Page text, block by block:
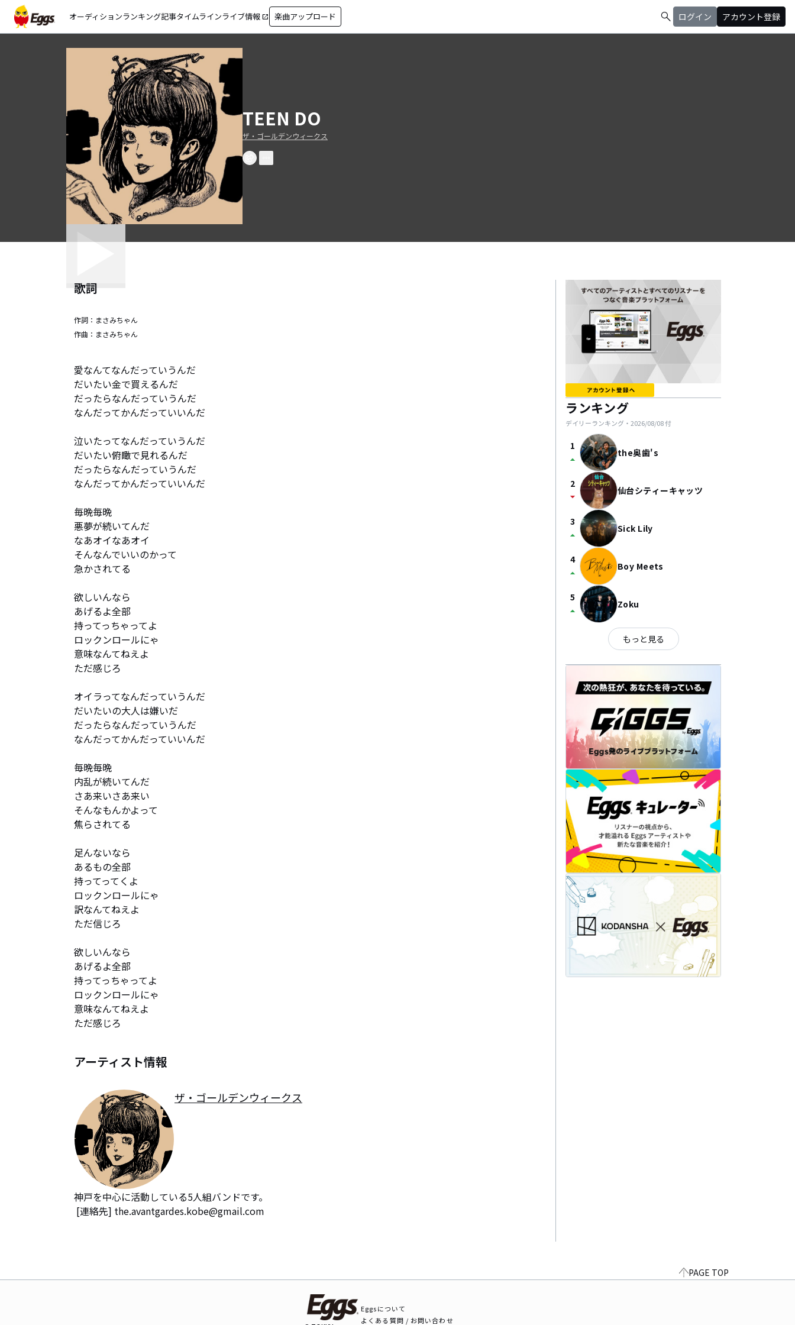
オーディションランキング記事タイムラインライブ情報 open_in_new 楽曲アップロード search ログイン アカウント登録
TEEN DO
ザ・ゴールデンウィークス
歌詞
作詞： まさみちゃん
作曲： まさみちゃん
愛なんてなんだっていうんだ
だいたい金で買えるんだ
だったらなんだっていうんだ
なんだってかんだっていいんだ
泣いたってなんだっていうんだ
だいたい俯瞰で見れるんだ
だったらなんだっていうんだ
なんだってかんだっていいんだ
毎晩毎晩
悪夢が続いてんだ
なあオイなあオイ
そんなんでいいのかって
急かされてる
欲しいんなら
あげるよ全部
持ってっちゃってよ
ロックンロールにゃ
意味なんてねえよ
ただ感じろ
オイラってなんだっていうんだ
だいたいの大人は嫌いだ
だったらなんだっていうんだ
なんだってかんだっていいんだ
毎晩毎晩
内乱が続いてんだ
さあ来いさあ来い
そんなもんかよって
焦らされてる
足んないなら
あるもの全部
持ってってくよ
ロックンロールにゃ
訳なんてねえよ
ただ信じろ
欲しいんなら
あげるよ全部
持ってっちゃってよ
ロックンロールにゃ
意味なんてねえよ
ただ感じろ
アーティスト情報
ザ・ゴールデンウィークス
神戸を中心に活動している5人組バンドです。
[連絡先] the.avantgardes.kobe@gmail.com
ランキング
デイリーランキング・ 2026/08/08付
1
arrow_drop_up the奥歯's
2
arrow_drop_down 仙台シティーキャッツ
3
arrow_drop_up Sick Lily
4
arrow_drop_up Boy Meets
5
arrow_drop_up Zoku
もっと見る
PAGE TOP
Eggsについて
よくある質問 / お問い合わせ